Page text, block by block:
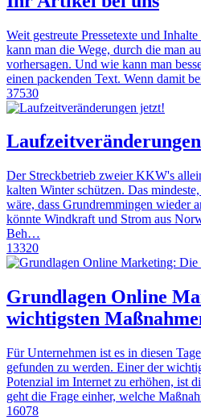
Weit gestreute Pressetexte und
kann man die Wege, durch die man
vorhersagen. Und wie kann man
einen packenden Text. Wenn damit
37530
Der Streckbetrieb zweier KKW's
kalten Winter schützen. Das
wäre, dass Grundremmingen wieder
könnte Windkraft und Strom aus
Beh…
13320
Grundlagen Online
wichtigsten
Für Unternehmen ist es in diesen
gefunden zu werden. Einer der
Potenzial im Internet zu erhöhen, ist
geht die Frage einher, welche
16078